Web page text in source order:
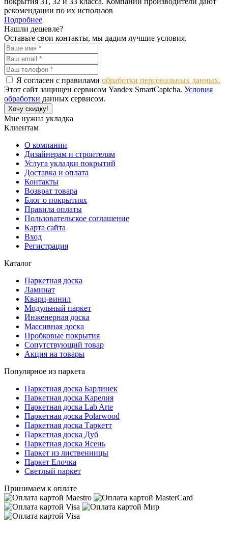
рекомендации по их использов
Подробнее
Нашли дешевле?
Оставьте свои контакты, мы дадим лучшие условия.
Я согласен с правилами обработки персональных данных.
Этот сайт защищен сервисом Yandex SmartCaptcha. Условия
обработки данных сервисом.
Хочу скидку!
Мне нужна укладка
Клиентам
О компании
Дизайнерам и строителям
Услуга укладки покрытий
Доставка и оплата
Контакты
Возврат товара
Блог о покрытиях
Правила оплаты
Пользовательское соглашение
Карта сайта
Вход
Регистрация
Каталог
Паркетная доска
Ламинат
Кварц-винил
Модульный паркет
Инженерная доска
Массивная доска
Пробковые покрытия
Сопутствующий товар
Акция на товары
Популярное из паркета
Паркетная доска Барлинек
Паркетная доска Карелия
Паркетная доска Lab Arte
Паркетная доска Polarwood
Паркетная доска Таркетт
Паркетная доска Дуб
Паркетная доска Ясень
Паркет из лиственницы
Паркет Елочка
Светлый паркет
Принимаем к оплате